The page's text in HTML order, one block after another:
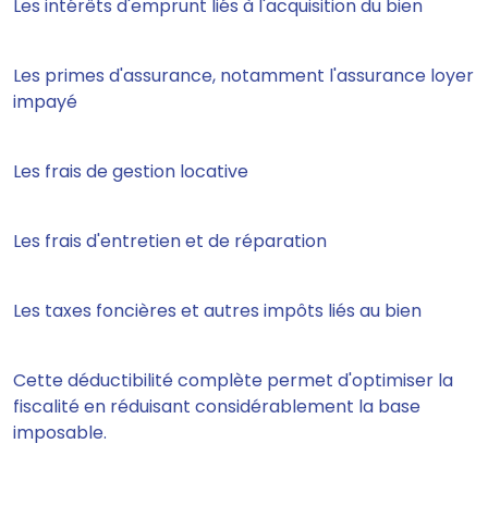
Les intérêts d'emprunt liés à l'acquisition du bien
Les primes d'assurance, notamment l'assurance loyer
impayé
Les frais de gestion locative
Les frais d'entretien et de réparation
Les taxes foncières et autres impôts liés au bien
Cette déductibilité complète permet d'optimiser la
fiscalité en réduisant considérablement la base
imposable.